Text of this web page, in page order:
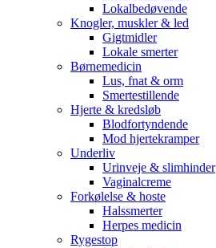
Lokalbedøvende
Knogler, muskler & led
Gigtmidler
Lokale smerter
Børnemedicin
Lus, fnat & orm
Smertestillende
Hjerte & kredsløb
Blodfortyndende
Mod hjertekramper
Underliv
Urinveje & slimhinder
Vaginalcreme
Forkølelse & hoste
Halssmerter
Herpes medicin
Rygestop